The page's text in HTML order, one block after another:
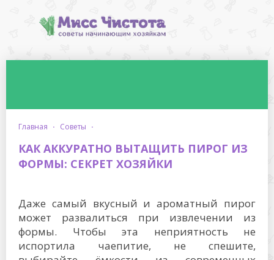
главная · советы ·
КАК АККУРАТНО ВЫТАЩИТЬ ПИРОГ ИЗ
ФОРМЫ: СЕКРЕТ ХОЗЯЙКИ
Даже самый вкусный и ароматный пирог
может развалиться при извлечении из
формы. Чтобы эта неприятность не
испортила чаепитие, не спешите,